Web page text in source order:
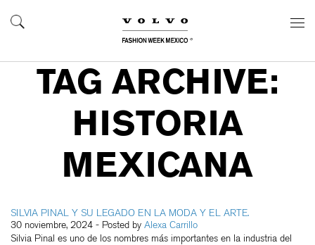
TAG ARCHIVE:
HISTORIA
MEXICANA
SILVIA PINAL Y SU LEGADO EN LA MODA Y EL ARTE.
30 noviembre, 2024 - Posted by Alexa Carrillo
Silvia Pinal es uno de los nombres más importantes en la industria del